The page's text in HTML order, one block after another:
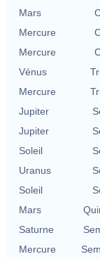
Mars
Mercure
Mercure
Vénus
Mercure
Jupiter
Jupiter
Soleil
Uranus
Soleil
Mars
Saturne
Mercure